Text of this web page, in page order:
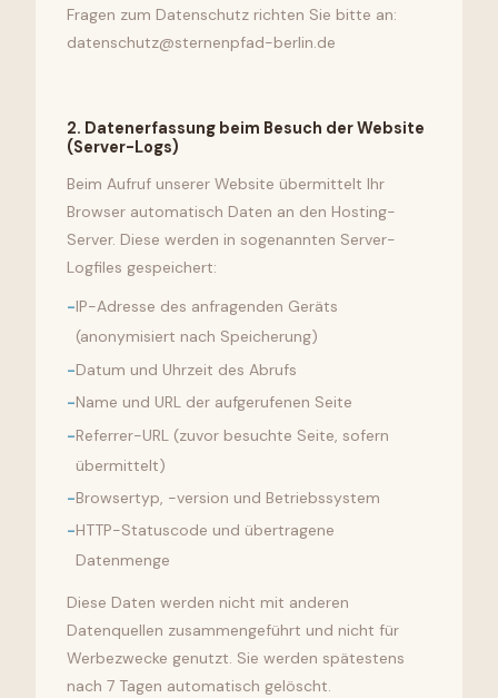
Fragen zum Datenschutz richten Sie bitte an:
datenschutz@sternenpfad-berlin.de
2. Datenerfassung beim Besuch der Website
(Server-Logs)
Beim Aufruf unserer Website übermittelt Ihr
Browser automatisch Daten an den Hosting-
Server. Diese werden in sogenannten Server-
Logfiles gespeichert:
-IP-Adresse des anfragenden Geräts
(anonymisiert nach Speicherung)
-Datum und Uhrzeit des Abrufs
-Name und URL der aufgerufenen Seite
-Referrer-URL (zuvor besuchte Seite, sofern
übermittelt)
-Browsertyp, -version und Betriebssystem
-HTTP-Statuscode und übertragene
Datenmenge
Diese Daten werden nicht mit anderen
Datenquellen zusammengeführt und nicht für
Werbezwecke genutzt. Sie werden spätestens
nach 7 Tagen automatisch gelöscht.